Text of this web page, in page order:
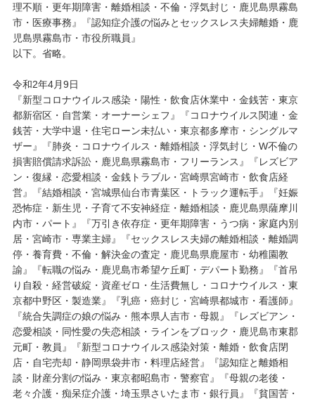
理不順・更年期障害・離婚相談・不倫・浮気封じ・鹿児島県霧島
市・医療事務』『認知症介護の悩みとセックスレス夫婦離婚・鹿
児島県霧島市・市役所職員』
以下。省略。
令和2年4月9日
『新型コロナウイルス感染・陽性・飲食店休業中・金銭苦・東京
都新宿区・自営業・オーナーシェフ』『コロナウイルス関連・金
銭苦・大学中退・住宅ローン未払い・東京都多摩市・シングルマ
ザー』『肺炎・コロナウイルス・離婚相談・浮気封じ・W不倫の
損害賠償請求訴訟・鹿児島県霧島市・フリーランス』『レズビア
ン・復縁・恋愛相談・金銭トラブル・宮崎県宮崎市・飲食店経
営』『結婚相談・宮城県仙台市青葉区・トラック運転手』『妊娠
恐怖症・新生児・子育て不安神経症・離婚相談・鹿児島県薩摩川
内市・パート』『万引き依存症・更年期障害・うつ病・家庭内別
居・宮崎市・専業主婦』『セックスレス夫婦の離婚相談・離婚調
停・養育費・不倫・解決金の査定・鹿児島県鹿屋市・幼稚園教
諭』『転職の悩み・鹿児島市希望ケ丘町・デパート勤務』『首吊
り自殺・経営破綻・資産ゼロ・生活費無し・コロナウイルス・東
京都中野区・製造業』『乳癌・癌封じ・宮崎県都城市・看護師』
『統合失調症の娘の悩み・熊本県人吉市・母親』『レズビアン・
恋愛相談・同性愛の失恋相談・ラインをブロック・鹿児島市東郡
元町・教員』『新型コロナウイルス感染対策・離婚・飲食店閉
店・自宅売却・静岡県袋井市・料理店経営』『認知症と離婚相
談・財産分割の悩み・東京都昭島市・警察官』『母親の老後・
老々介護・痴呆症介護・埼玉県さいたま市・銀行員』『貧国苦・